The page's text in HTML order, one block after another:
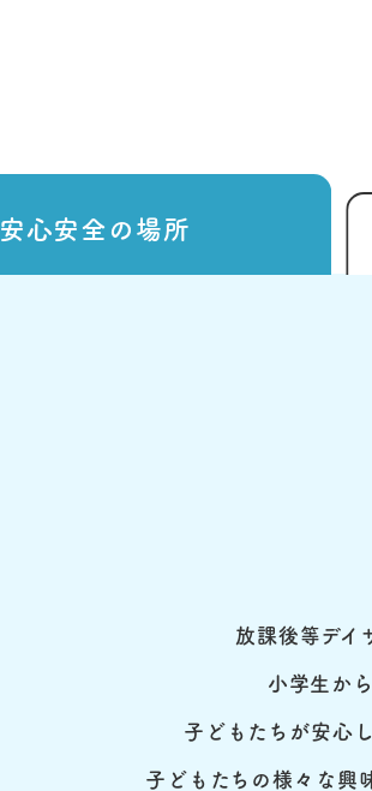
安心安全の場所
放課後等デイ
小学生か
子どもたちが安心
子どもたちの様々な興